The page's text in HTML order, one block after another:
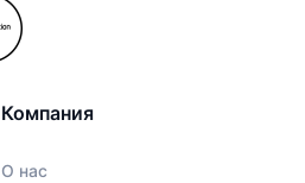
Компания
О нас